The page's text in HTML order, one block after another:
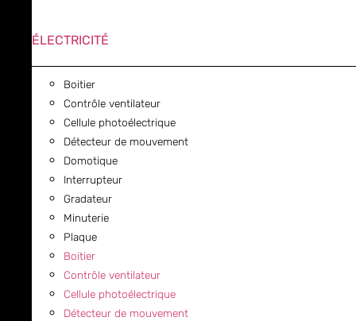
ÉLECTRICITÉ
Boitier
Contrôle ventilateur
Cellule photoélectrique
Détecteur de mouvement
Domotique
Interrupteur
Gradateur
Minuterie
Plaque
Boitier
Contrôle ventilateur
Cellule photoélectrique
Détecteur de mouvement